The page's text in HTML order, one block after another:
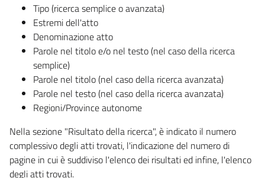
Tipo (ricerca semplice o avanzata)
Estremi dell'atto
Denominazione atto
Parole nel titolo e/o nel testo (nel caso della ricerca
semplice)
Parole nel titolo (nel caso della ricerca avanzata)
Parole nel testo (nel caso della ricerca avanzata)
Regioni/Province autonome
Nella sezione "Risultato della ricerca", è indicato il numero
complessivo degli atti trovati, l'indicazione del numero di
pagine in cui è suddiviso l'elenco dei risultati ed infine, l'elenco
degli atti trovati.